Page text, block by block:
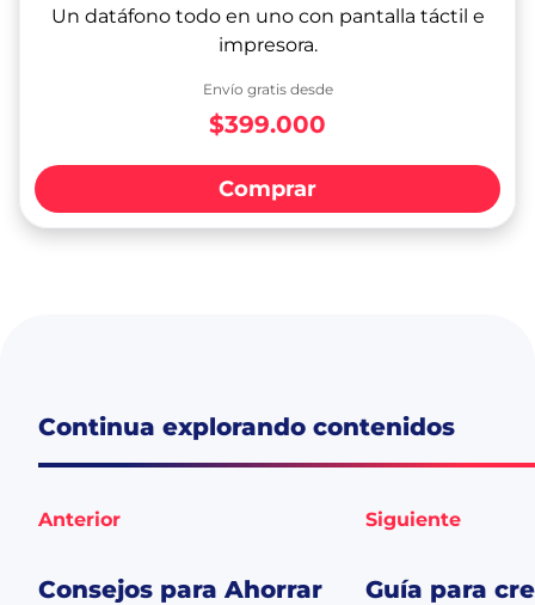
Un datáfono todo en uno con pantalla táctil e
impresora.
Envío gratis desde
$399.000
Comprar
Continua explorando contenidos
Anterior
Consejos para Ahorrar
Siguiente
Guía para